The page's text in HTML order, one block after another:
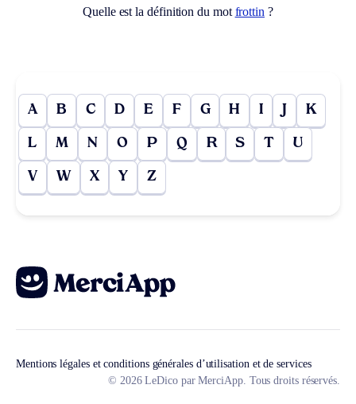
Quelle est la définition du mot frottin ?
A B C D E F G H I J K
L M N O P Q R S T U
V W X Y Z
Mentions légales et conditions générales d’utilisation et de services
© 2026 LeDico par MerciApp. Tous droits réservés.